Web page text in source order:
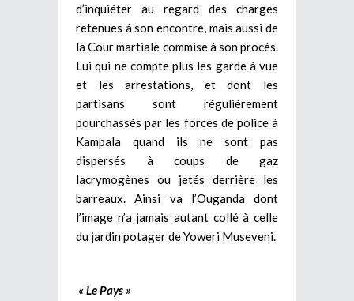
d’inquiéter au regard des charges
retenues à son encontre, mais aussi de
la Cour martiale commise à son procès.
Lui qui ne compte plus les garde à vue
et les arrestations, et dont les
partisans sont régulièrement
pourchassés par les forces de police à
Kampala quand ils ne sont pas
dispersés à coups de gaz
lacrymogènes ou jetés derrière les
barreaux. Ainsi va l’Ouganda dont
l’image n’a jamais autant collé à celle
du jardin potager de Yoweri Museveni.
« Le Pays »